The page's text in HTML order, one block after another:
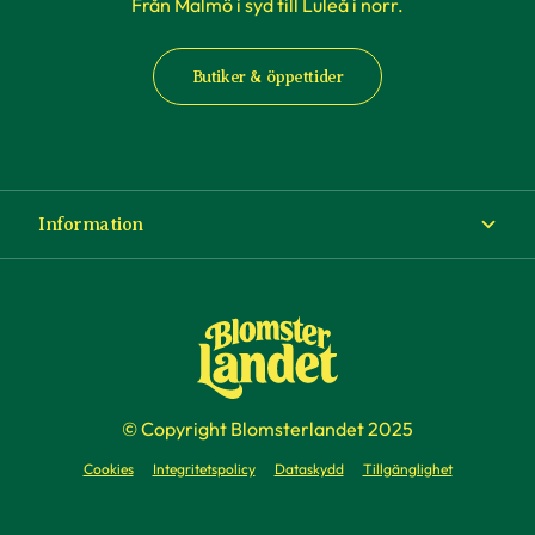
Från Malmö i syd till Luleå i norr.
Butiker & öppettider
Information
Köp- och leveransvillkor
Företag
© Copyright Blomsterlandet 2025
Cookies Integritetspolicy Dataskydd Tillgänglighet